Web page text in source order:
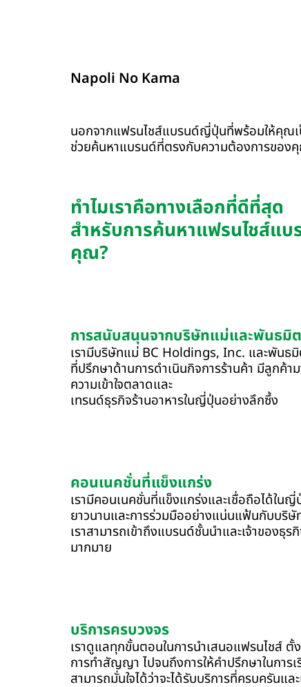
Napoli No Kama
นอกจากแฟรนไชส์แบรนด์ญี่ปุ่นที่พร้อมให้คุณ
ช่วยค้นหาแบรนด์ที่ตรงกับความต้องการของ
ทำไมเราคือทางเลือกที่ดีที่สุด
สำหรับการค้นหาแฟรนไชส์แ
คุณ?
การสนับสนุนจากบริษัทแม่และพันธมิ
เรามีบริษัทแม่ BC Holdings, Inc. และพันธมิ
ที่ปรึกษาด้านการดำเนินกิจการร้านค้า มีลูกค้า
ความเข้าใจตลาดและ
เทรนด์ธุรกิจร้านอาหารในญี่ปุ่นอย่างลึกซึ้ง
คอนเนคชั่นที่แข็งแกร่ง
เรามีคอนเนคชั่นที่แข็งแกร่งและเชื่อถือได้ใน
ยาวนานและการร่วมมืออย่างแน่นแฟ้นกับบริ
เราสามารถเข้าถึงแบรนด์ชั้นนำและเจ้าของ
มากมาย
บริการครบวงจร
เราดูแลทุกขั้นตอนในการนำเสนอแฟรนไชส์ ตั้
การทำสัญญา ไปจนถึงการให้คำปรึกษาในการ
สามารถมั่นใจได้ว่าจะได้รับบริการที่ครบครันแ